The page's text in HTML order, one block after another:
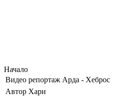
Начало
Видео репортаж Арда - Хеброс
Автор Хари